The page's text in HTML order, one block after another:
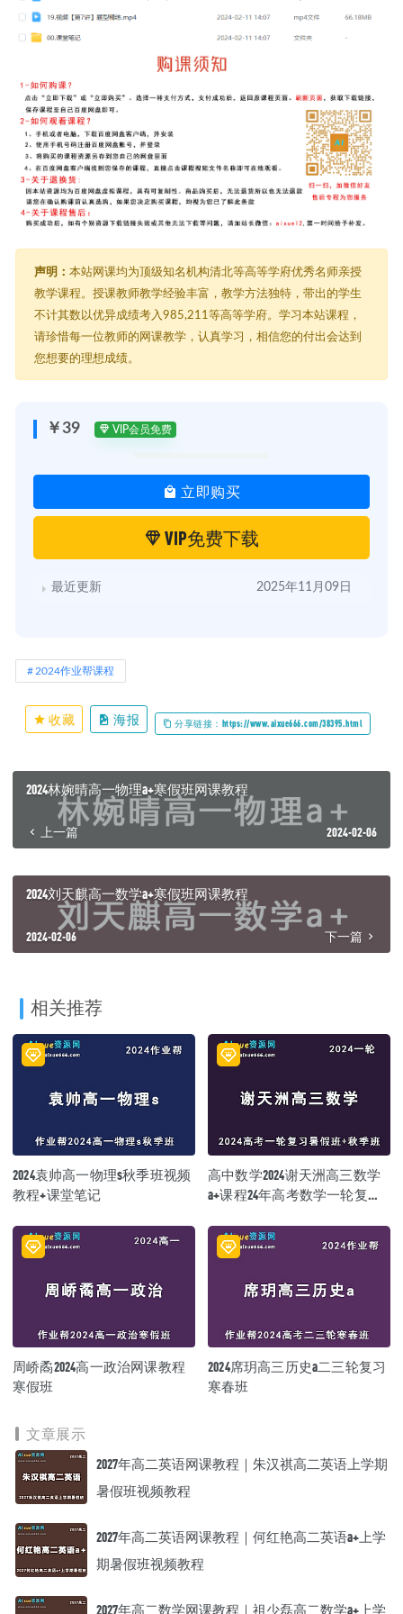
声明： 本站网课均为顶级知名机构清北等高等学府优秀名师亲授
教学课程。授课教师教学经验丰富，教学方法独特，带出的学生
不计其数以优异成绩考入985,211等高等学府。学习本站课程，
请珍惜每一位教师的网课教学，认真学习，相信您的付出会达到
您想要的理想成绩。
￥39 VIP会员免费
立即购买
VIP免费下载
最近更新 2025年11月09日
2024作业帮课程
收藏 海报 分享链接：https://www.aixue666.com/38395.html
2024林婉晴高一物理a+寒假班网课教程
上一篇 2024-02-06
2024刘天麒高一数学a+寒假班网课教程
2024-02-06 下一篇
相关推荐
2024袁帅高一物理s秋季班视频
教程+课堂笔记
高中数学2024谢天洲高三数学
a+课程24年高考数学一轮复习
周峤矞2024高一政治网课教程
寒假班
2024席玥高三历史a二三轮复习
寒春班
文章展示
2027年高二英语网课教程｜朱汉祺高二英语上学期
暑假班视频教程
2027年高二英语网课教程｜何红艳高二英语a+上学
期暑假班视频教程
2027年高二数学网课教程｜祖少磊高二数学a+上学